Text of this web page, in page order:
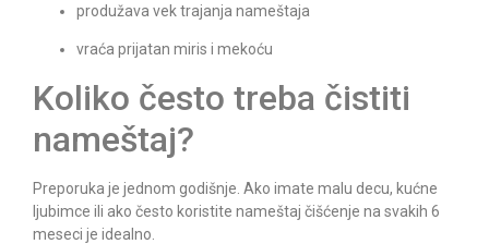
produžava vek trajanja nameštaja
vraća prijatan miris i mekoću
Koliko često treba čistiti
nameštaj?
Preporuka je jednom godišnje. Ako imate malu decu, kućne
ljubimce ili ako često koristite nameštaj čišćenje na svakih 6
meseci je idealno.